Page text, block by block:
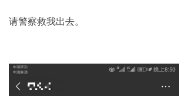
请警察救我出去。